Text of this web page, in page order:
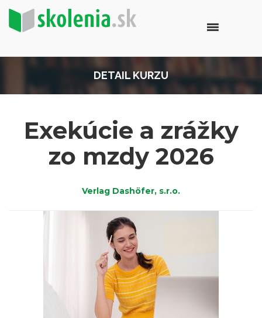
DETAIL KURZU
Exekúcie a zrážky
zo mzdy 2026
Verlag Dashöfer, s.r.o.